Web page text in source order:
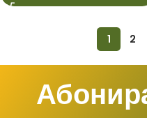
1 2